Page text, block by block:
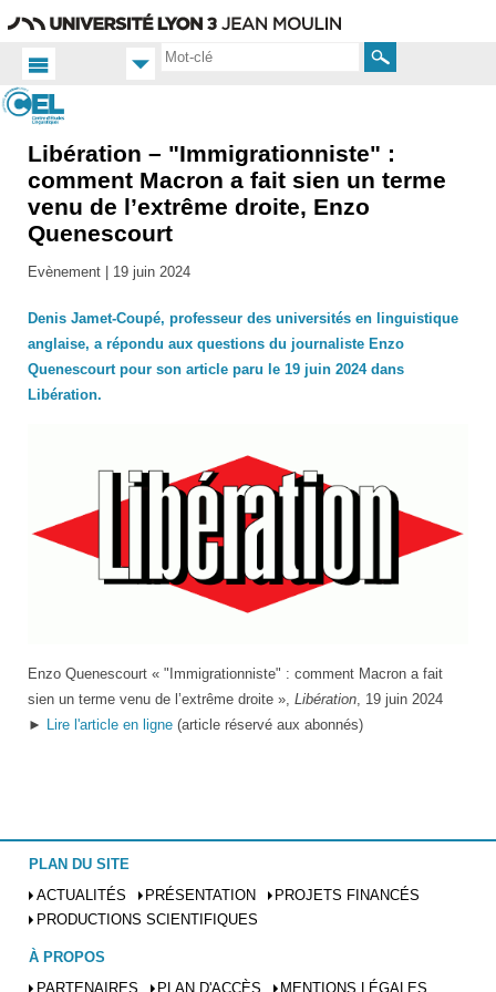
Rechercher
Accueil
Actualités
Toutes
les actus
Libération – "Immigrationniste" :
comment Macron a fait sien un terme
venu de l’extrême droite, Enzo
Quenescourt
Evènement | 19 juin 2024
Denis Jamet-Coupé, professeur des universités en linguistique
anglaise, a répondu aux questions du journaliste Enzo
Quenescourt pour son article paru le 19 juin 2024 dans
Libération.
Logo
de
Libération
Enzo Quenescourt « "Immigrationniste" : comment Macron a fait
sien un terme venu de l’extrême droite », Libération, 19 juin 2024
► Lire l'article en ligne (article réservé aux abonnés)
PLAN DU SITE
ACTUALITÉS
PRÉSENTATION
PROJETS FINANCÉS
PRODUCTIONS SCIENTIFIQUES
À PROPOS
PARTENAIRES
PLAN D'ACCÈS MENTIONS LÉGALES